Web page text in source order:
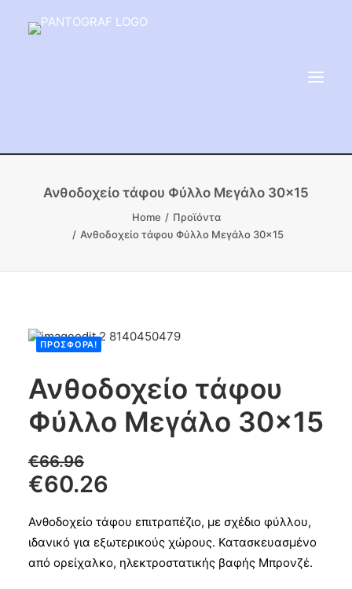
ΕΙΔΗ ΜΝΗΜΕΙΟΥ
ΑΔΑΜΑΝΤΟΦΟΡΟΙ ΔΙΣΚΟΙ
ΠΡΟΪΟΝΤΑ ΜΑΡΜΆΡΟΥ
Ανθοδοχείο τάφου Φύλλο Μεγάλο 30×15
Home
Προϊόντα
Ανθοδοχείο τάφου Φύλλο Μεγάλο 30×15
ΠΡΟΣΦΟΡΆ!
Ανθοδοχείο τάφου
Φύλλο Μεγάλο 30×15
€66.96
€60.26
Ανθοδοχείο τάφου επιτραπέζιο, με σχέδιο φύλλου,
ιδανικό για εξωτερικούς χώρους. Κατασκευασμένο
από ορείχαλκο, ηλεκτροστατικής βαφής Μπρονζέ.